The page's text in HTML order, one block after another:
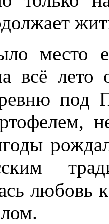
место
всё лето
под
любовь